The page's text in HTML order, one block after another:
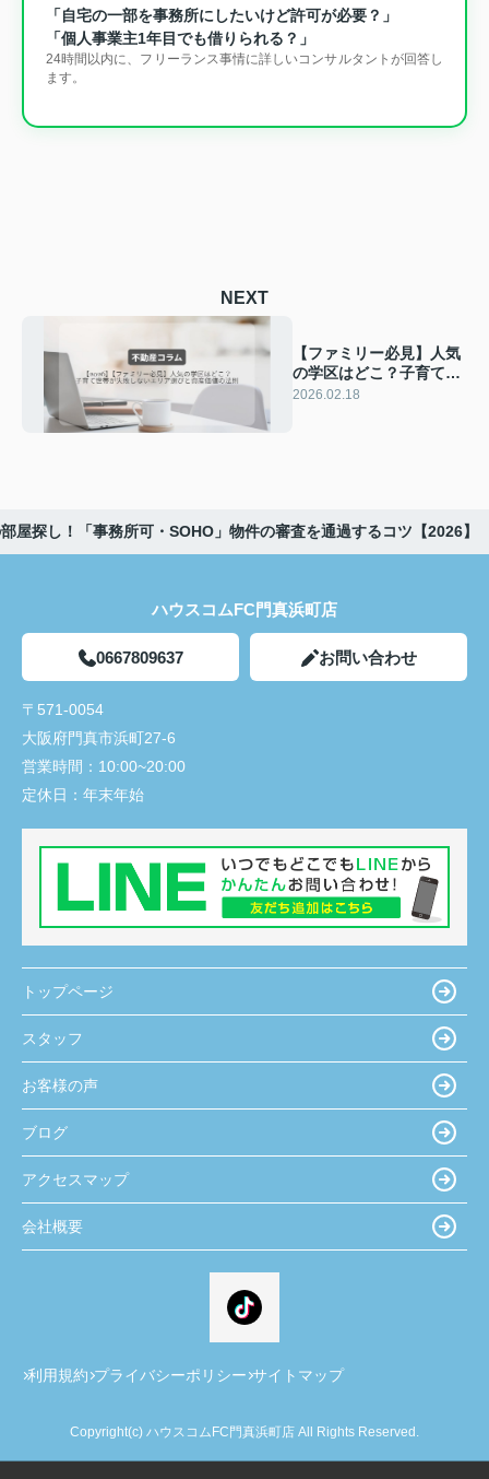
「自宅の一部を事務所にしたいけど許可が必要？」
「個人事業主1年目でも借りられる？」
24時間以内に、フリーランス事情に詳しいコンサルタントが回答し
ます。
NEXT
【ファミリー必見】人気
の学区はどこ？子育て世
帯が失敗しないエリア選
2026.02.18
屋探し！「事務所可・SOHO」物件の審査を通過するコツ【2026】
ハウスコムFC門真浜町店
0667809637 お問い合わせ
〒571-0054
大阪府門真市浜町27-6
営業時間： 10:00~20:00
定休日： 年末年始
トップページ
スタッフ
お客様の声
ブログ
アクセスマップ
会社概要
利用規約 プライバシーポリシー サイトマップ
Copyright(c) ハウスコムFC門真浜町店 All Rights Reserved.